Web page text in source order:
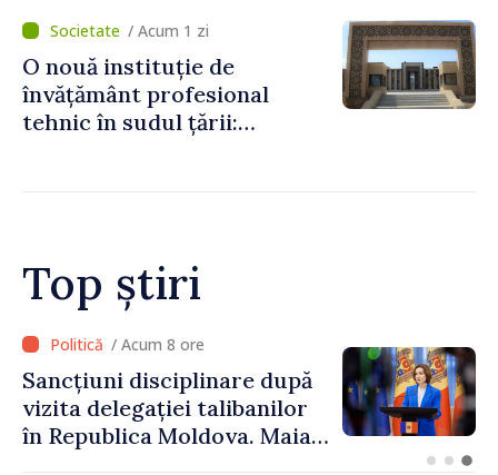
statului peste 2,4 milioane
de lei
/ Acum 1 zi
O nouă instituție de
învățământ profesional
tehnic în sudul țării:
Top știri
/ Acum 7 ore
Adunarea Populară a
Găgăuziei trebuie să aibă un
mandat deplin. Președinta